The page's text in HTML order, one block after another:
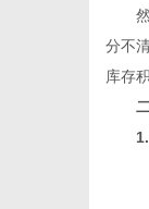
然而
分不
库存
二
1.